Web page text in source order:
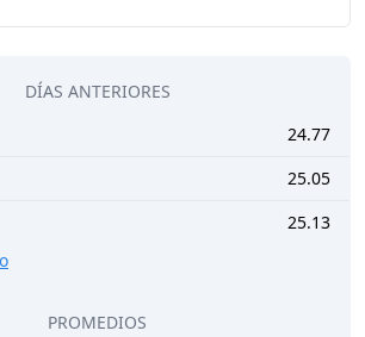
DÍAS ANTERIORES
24.77
25.05
25.13
PROMEDIOS